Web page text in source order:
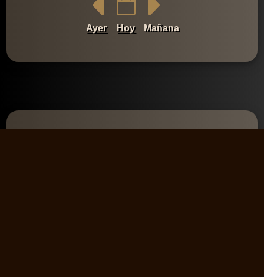
Ayer Hoy Mañana